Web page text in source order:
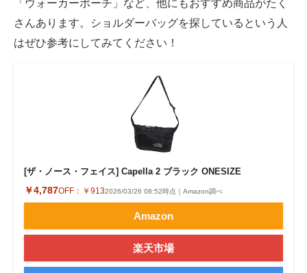
「ウォーカーポーチ」など、他にもおすすめ商品がたく
さんあります。ショルダーバッグを探しているという人
はぜひ参考にしてみてください！
[ザ・ノース・フェイス] Capella 2 ブラック ONESIZE
￥4,787OFF： ￥9132026/03/26 08:52時点｜Amazon調べ
Amazon
楽天市場